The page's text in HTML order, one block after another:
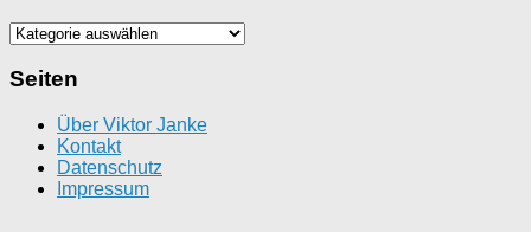
Kategorien
Seiten
Über Viktor Janke
Kontakt
Datenschutz
Impressum